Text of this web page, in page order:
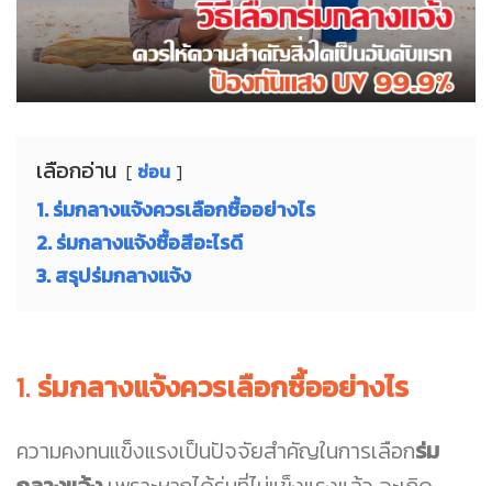
เลือกอ่าน ซ่อน
1. ร่มกลางแจ้งควรเลือกซื้ออย่างไร
2. ร่มกลางแจ้งซื้อสีอะไรดี
3. สรุปร่มกลางแจ้ง
1. ร่มกลางแจ้งควรเลือกซื้ออย่างไร
ความคงทนแข็งแรงเป็นปัจจัยสำคัญในการเลือกร่ม